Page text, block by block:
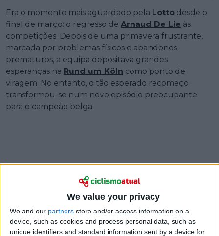
We value your privacy
We and our partners store and/or access information on a
device, such as cookies and process personal data, such as
unique identifiers and standard information sent by a device for
Era o momento mais aguardado pela Lotto desde o
final de março: o regresso de Arnaud De Lie às
competições. Depois de uma primavera frustrante,
marcada por problemas físicos e abandonos
prematuros, a equipa depositava grandes
esperanças na Rund um Köln como ponto de
viragem. No entanto, o tão esperado recomeço
transformou-se num novo episódio preocupante
para o campeão belga.